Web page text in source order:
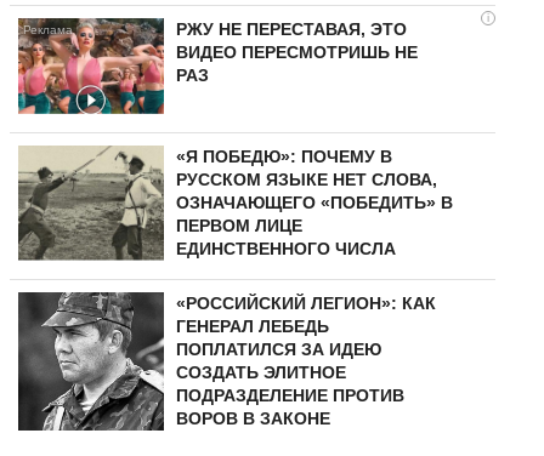
i
РЖУ НЕ ПЕРЕСТАВАЯ, ЭТО
ВИДЕО ПЕРЕСМОТРИШЬ НЕ
РАЗ
«Я ПОБЕДЮ»: ПОЧЕМУ В
РУССКОМ ЯЗЫКЕ НЕТ СЛОВА,
ОЗНАЧАЮЩЕГО «ПОБЕДИТЬ» В
ПЕРВОМ ЛИЦЕ
ЕДИНСТВЕННОГО ЧИСЛА
«РОССИЙСКИЙ ЛЕГИОН»: КАК
ГЕНЕРАЛ ЛЕБЕДЬ
ПОПЛАТИЛСЯ ЗА ИДЕЮ
СОЗДАТЬ ЭЛИТНОЕ
ПОДРАЗДЕЛЕНИЕ ПРОТИВ
ВОРОВ В ЗАКОНЕ